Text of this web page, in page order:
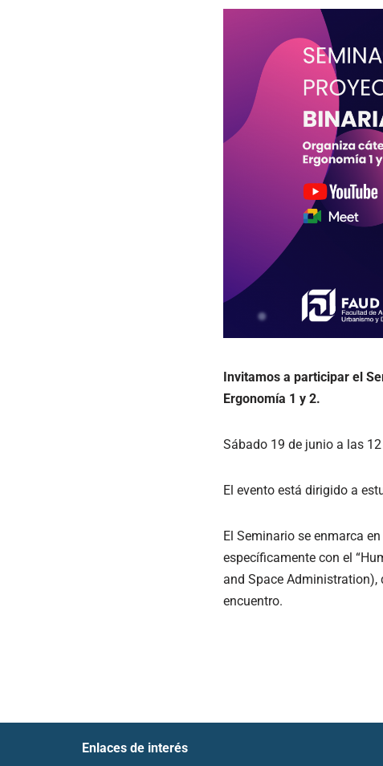
Invitamos a participar el
Ergonomía 1 y 2.
Sábado 19 de junio a las
El evento está dirigido a
El Seminario se enmarca
específicamente con el
and Space Administration),
encuentro.
Enlaces de interés